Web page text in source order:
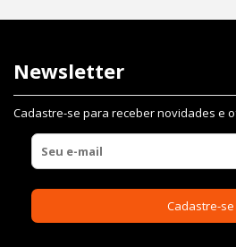
Newsletter
Cadastre-se para receber novidades e